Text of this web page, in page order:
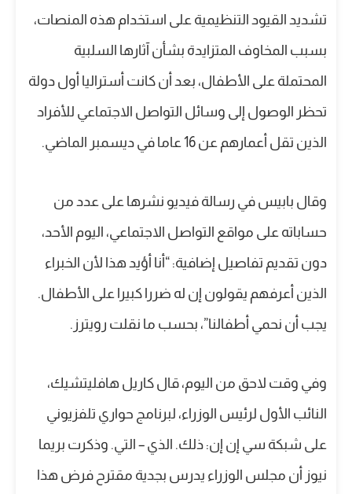
تشديد القيود التنظيمية على استخدام هذه المنصات،
بسبب المخاوف المتزايدة بشأن آثارها السلبية
المحتملة على الأطفال، بعد أن كانت أستراليا أول دولة
تحظر الوصول إلى وسائل التواصل الاجتماعي للأفراد
الذين تقل أعمارهم عن 16 عاما في ديسمبر الماضي.
وقال بابيس في رسالة فيديو نشرها على عدد من
حساباته على مواقع التواصل الاجتماعي، اليوم الأحد،
دون تقديم تفاصيل إضافية: “أنا أؤيد هذا لأن الخبراء
الذين أعرفهم يقولون إن له ضررا كبيرا على الأطفال.
يجب أن نحمي أطفالنا”، بحسب ما نقلت رويترز.
وفي وقت لاحق من اليوم، قال كاريل هافليتشيك،
النائب الأول لرئيس الوزراء، لبرنامج حواري تلفزيوني
على شبكة سي إن إن: ذلك. الذي – التي. وذكرت بريما
نيوز أن مجلس الوزراء يدرس بجدية مقترح فرض هذا